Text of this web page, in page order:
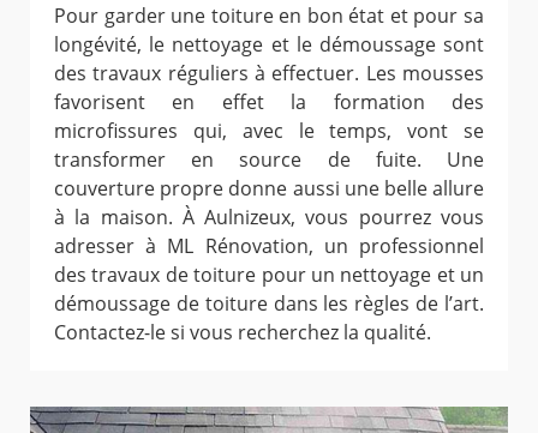
Pour garder une toiture en bon état et pour sa
longévité, le nettoyage et le démoussage sont
des travaux réguliers à effectuer. Les mousses
favorisent en effet la formation des
microfissures qui, avec le temps, vont se
transformer en source de fuite. Une
couverture propre donne aussi une belle allure
à la maison. À Aulnizeux, vous pourrez vous
adresser à ML Rénovation, un professionnel
des travaux de toiture pour un nettoyage et un
démoussage de toiture dans les règles de l’art.
Contactez-le si vous recherchez la qualité.